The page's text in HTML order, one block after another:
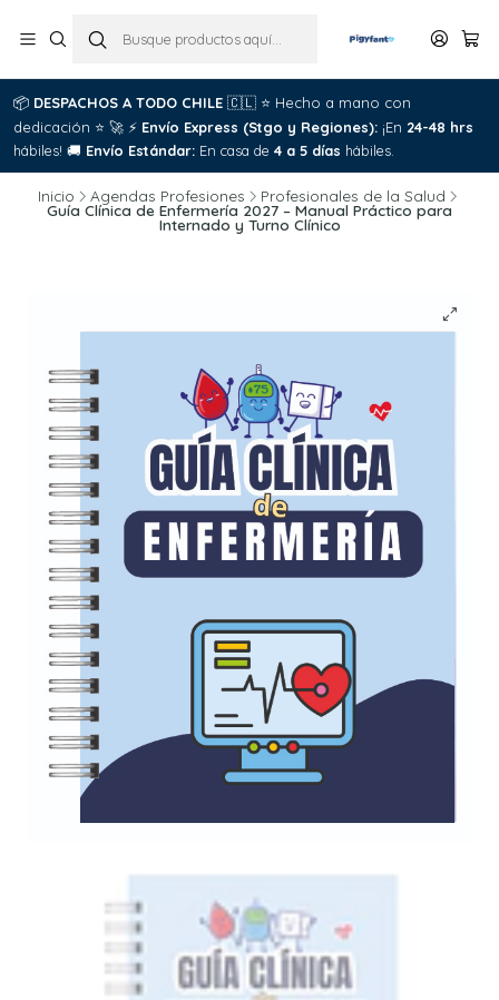
📦 DESPACHOS A TODO CHILE 🇨🇱 ⭐ Hecho a mano con
dedicación ⭐ 🚀 ⚡ Envío Express (Stgo y Regiones): ¡En 24-48 hrs
hábiles! 🚚 Envío Estándar: En casa de 4 a 5 días hábiles.
Inicio Agendas Profesiones Profesionales de la Salud
Guía Clínica de Enfermería 2027 – Manual Práctico para
Internado y Turno Clínico